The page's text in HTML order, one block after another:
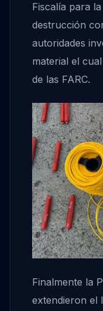
Fiscalía para
destrucción
autoridades
material el
de las FARC.
Finalmente la
extendieron el